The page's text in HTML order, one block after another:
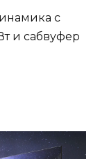
с
и сабвуфер